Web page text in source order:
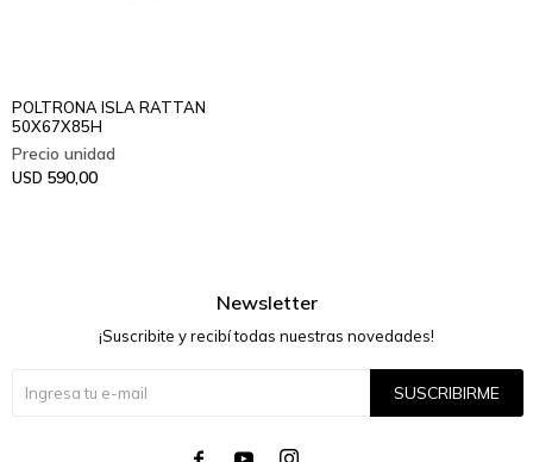
POLTRONA ISLA RATTAN
50X67X85H
USD 590,00
Newsletter
¡Suscribite y recibí todas nuestras novedades!
SUSCRIBIRME
  